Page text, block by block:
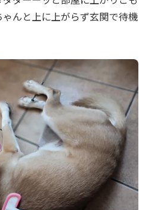
んと上に上がらず玄関で待機